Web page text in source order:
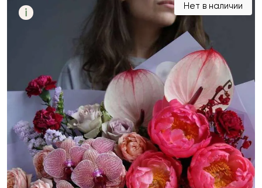
iБукет Стихия чувств Нет в наличии